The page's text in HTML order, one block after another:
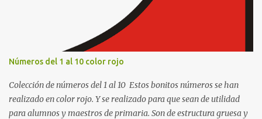
Números del 1 al 10 color rojo
Colección de números del 1 al 10 Estos bonitos números se han
realizado en color rojo. Y se realizado para que sean de utilidad
para alumnos y maestros de primaria. Son de estructura gruesa y